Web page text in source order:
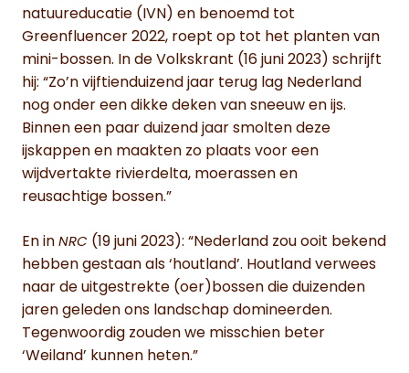
natuureducatie (IVN) en benoemd tot
Greenfluencer 2022, roept op tot het planten van
mini-bossen. In de Volkskrant (16 juni 2023) schrijft
hij: “Zo’n vijftienduizend jaar terug lag Nederland
nog onder een dikke deken van sneeuw en ijs.
Binnen een paar duizend jaar smolten deze
ijskappen en maakten zo plaats voor een
wijdvertakte rivierdelta, moerassen en
reusachtige bossen.”
En in NRC (19 juni 2023): “Nederland zou ooit bekend
hebben gestaan als ‘houtland’. Houtland verwees
naar de uitgestrekte (oer)bossen die duizenden
jaren geleden ons landschap domineerden.
Tegenwoordig zouden we misschien beter
‘Weiland’ kunnen heten.”